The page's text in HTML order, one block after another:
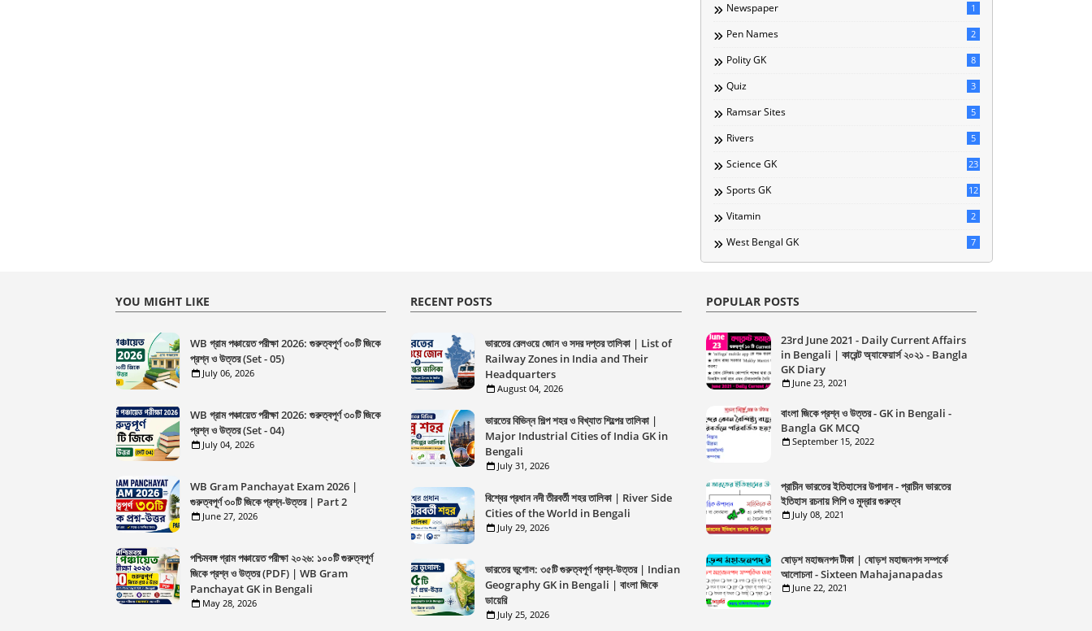
Newspaper 1
Pen Names 2
Polity GK 8
Quiz 3
Ramsar Sites 5
Rivers 5
Science GK 23
Sports GK 12
Vitamin 2
West Bengal GK 7
YOU MIGHT LIKE
WB গ্রাম পঞ্চায়েত পরীক্ষা 2026: গুরুত্বপূর্ণ ৩০টি জিকে
প্রশ্ন ও উত্তর (Set - 05)
July 06, 2026
WB গ্রাম পঞ্চায়েত পরীক্ষা 2026: গুরুত্বপূর্ণ ৩০টি জিকে
প্রশ্ন ও উত্তর (Set - 04)
July 04, 2026
WB Gram Panchayat Exam 2026 |
গুরুত্বপূর্ণ ৩০টি জিকে প্রশ্ন-উত্তর | Part 2
June 27, 2026
পশ্চিমবঙ্গ গ্রাম পঞ্চায়েত পরীক্ষা ২০২৬: ১০০টি গুরুত্বপূর্ণ
জিকে প্রশ্ন ও উত্তর (PDF) | WB Gram
Panchayat GK in Bengali
May 28, 2026
RECENT POSTS
ভারতের রেলওয়ে জোন ও সদর দপ্তর তালিকা | List of
Railway Zones in India and Their
Headquarters
August 04, 2026
ভারতের বিভিন্ন শিল্প শহর ও বিখ্যাত শিল্পের তালিকা |
Major Industrial Cities of India GK in
Bengali
July 31, 2026
বিশ্বের প্রধান নদী তীরবর্তী শহর তালিকা | River Side
Cities of the World in Bengali
July 29, 2026
ভারতের ভূগোল: ৩৫টি গুরুত্বপূর্ণ প্রশ্ন-উত্তর | Indian
Geography GK in Bengali | বাংলা জিকে
ডায়েরি
July 25, 2026
POPULAR POSTS
23rd June 2021 - Daily Current Affairs
in Bengali | কারেন্ট অ্যাফেয়ার্স ২০২১ - Bangla
GK Diary
June 23, 2021
বাংলা জিকে প্রশ্ন ও উত্তর - GK in Bengali -
Bangla GK MCQ
September 15, 2022
প্রাচীন ভারতের ইতিহাসের উপাদান - প্রাচীন ভারতের
ইতিহাস রচনায় লিপি ও মুদ্রার গুরুত্ব
July 08, 2021
ষোড়শ মহাজনপদ টীকা | ষোড়শ মহাজনপদ সম্পর্কে
আলোচনা - Sixteen Mahajanapadas
June 22, 2021